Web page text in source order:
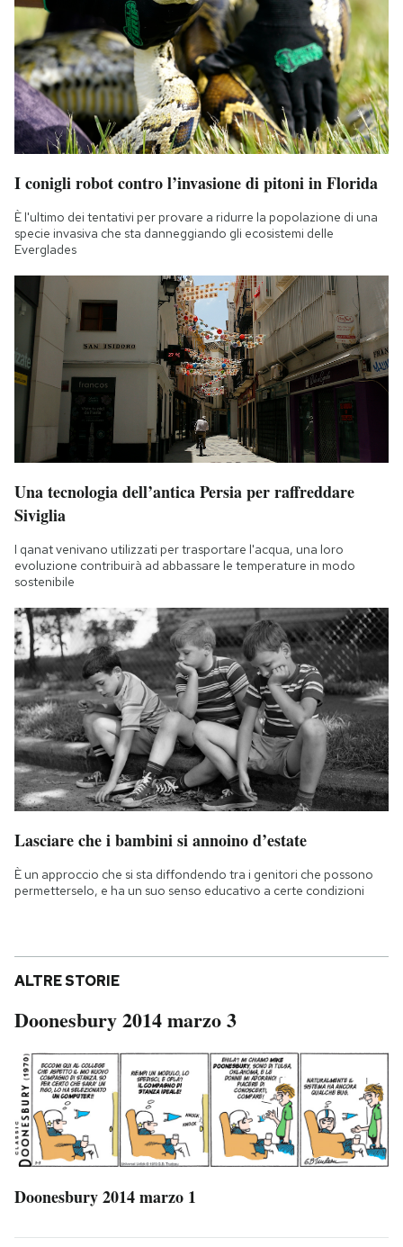
SHOP
CALENDARIO
Area Personale
Newsletter
Notifiche mobile
Regala il Post
Hai bisogno di aiuto?
Esci
I conigli robot contro l’invasione di pitoni in Florida
È l'ultimo dei tentativi per provare a ridurre la popolazione di una
specie invasiva che sta danneggiando gli ecosistemi delle
Everglades
Una tecnologia dell’antica Persia per raffreddare
Siviglia
I qanat venivano utilizzati per trasportare l'acqua, una loro
evoluzione contribuirà ad abbassare le temperature in modo
sostenibile
Lasciare che i bambini si annoino d’estate
È un approccio che si sta diffondendo tra i genitori che possono
permetterselo, e ha un suo senso educativo a certe condizioni
ALTRE STORIE
Doonesbury 2014 marzo 3
Doonesbury 2014 marzo 1